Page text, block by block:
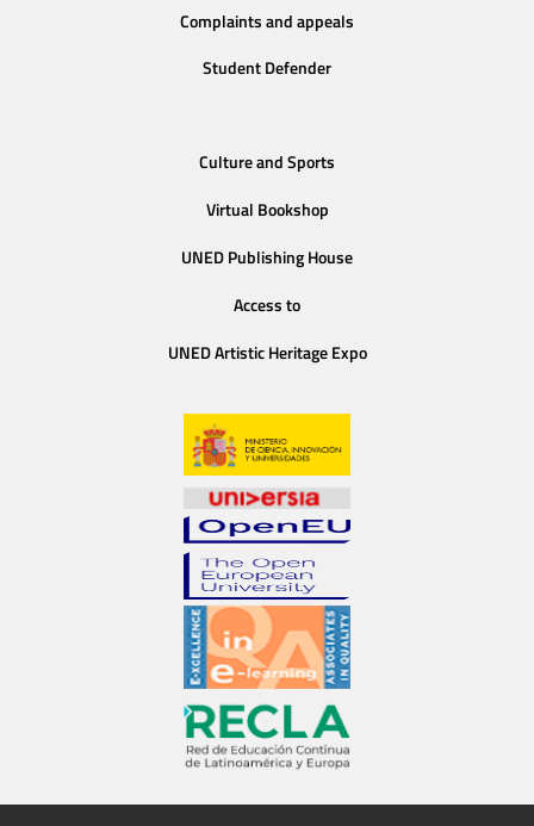
Complaints and appeals
Student Defender
Culture and Sports
Virtual Bookshop
UNED Publishing House
Access to
UNED Artistic Heritage Expo